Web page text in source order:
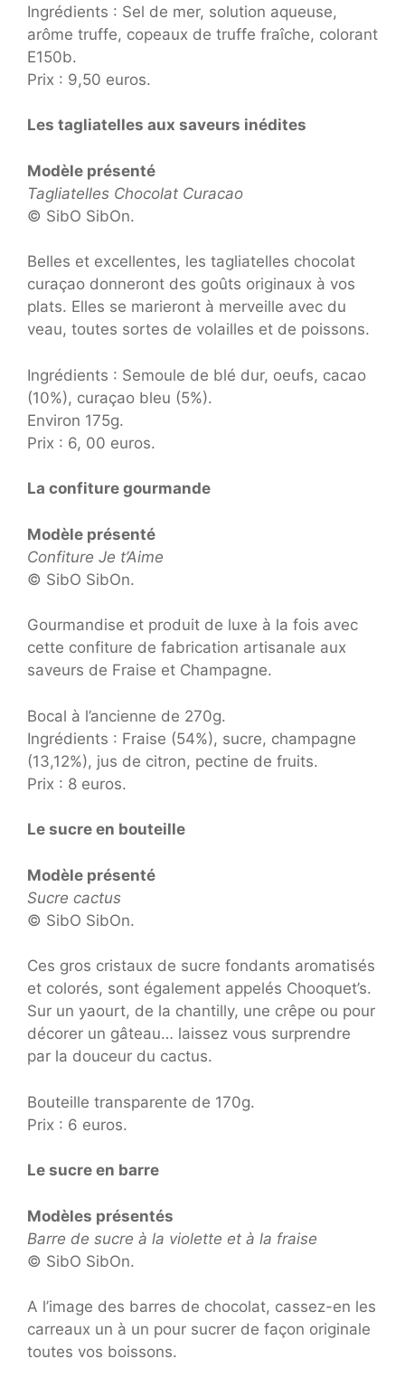
Ingrédients : Sel de mer, solution aqueuse,
arôme truffe, copeaux de truffe fraîche, colorant
E150b.
Prix : 9,50 euros.
Les tagliatelles aux saveurs inédites
Modèle présenté
Tagliatelles Chocolat Curacao
© SibO SibOn.
Belles et excellentes, les tagliatelles chocolat
curaçao donneront des goûts originaux à vos
plats. Elles se marieront à merveille avec du
veau, toutes sortes de volailles et de poissons.
Ingrédients : Semoule de blé dur, oeufs, cacao
(10%), curaçao bleu (5%).
Environ 175g.
Prix : 6, 00 euros.
La confiture gourmande
Modèle présenté
Confiture Je t’Aime
© SibO SibOn.
Gourmandise et produit de luxe à la fois avec
cette confiture de fabrication artisanale aux
saveurs de Fraise et Champagne.
Bocal à l’ancienne de 270g.
Ingrédients : Fraise (54%), sucre, champagne
(13,12%), jus de citron, pectine de fruits.
Prix : 8 euros.
Le sucre en bouteille
Modèle présenté
Sucre cactus
© SibO SibOn.
Ces gros cristaux de sucre fondants aromatisés
et colorés, sont également appelés Chooquet’s.
Sur un yaourt, de la chantilly, une crêpe ou pour
décorer un gâteau… laissez vous surprendre
par la douceur du cactus.
Bouteille transparente de 170g.
Prix : 6 euros.
Le sucre en barre
Modèles présentés
Barre de sucre à la violette et à la fraise
© SibO SibOn.
A l’image des barres de chocolat, cassez-en les
carreaux un à un pour sucrer de façon originale
toutes vos boissons.